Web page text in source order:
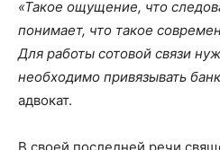
«Такое ощущение, что
понимает, что такое
Для работы сотовой связи
необходимо привязывать
адвокат.